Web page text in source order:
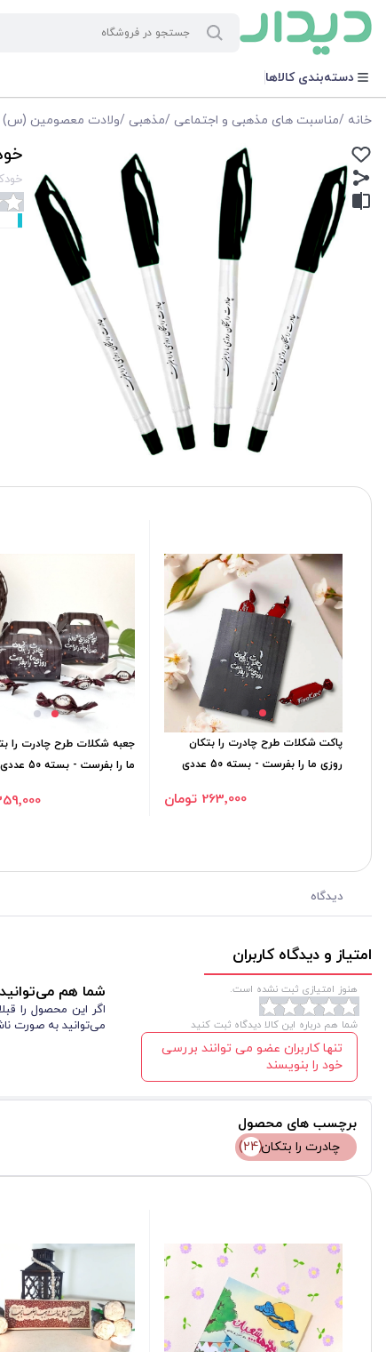
دسته‌بندی کالاها
خانه /مناسبت های مذهبی و اجتماعی /مذهبی /ولادت معصومین (س)
پاکت شکلات طرح چادرت را بتکان
روزی ما را بفرست - بسته 50 عددی
263٬000 تومان
جعبه شکلات طرح چادرت را
ما را بفرست - بسته 50 عددی
359٬000
دیدگاه
امتیاز و دیدگاه کاربران
هنوز امتیازی ثبت نشده است.
شما هم درباره این کالا دیدگاه ثبت کنید
تنها کاربران عضو می توانند بررسی
خود را بنویسند
شما هم می‌توانید
اگر این محصول را
می‌توانید به صورت
برچسب های محصول
چادرت را بتکان(24)